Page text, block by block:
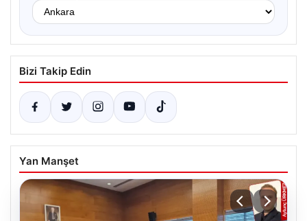
Bizi Takip Edin
Yan Manşet